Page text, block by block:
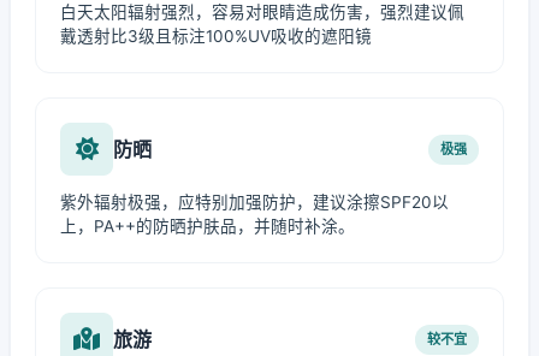
白天太阳辐射强烈，容易对眼睛造成伤害，强烈建议佩
戴透射比3级且标注100%UV吸收的遮阳镜
防晒 极强
紫外辐射极强，应特别加强防护，建议涂擦SPF20以
上，PA++的防晒护肤品，并随时补涂。
旅游 较不宜